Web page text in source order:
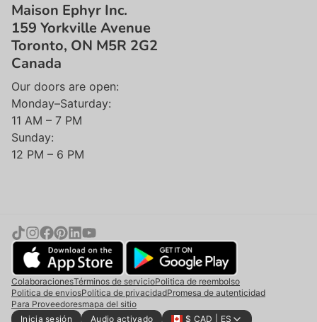
Maison Ephyr Inc.
159 Yorkville Avenue
Toronto, ON M5R 2G2
Canada
Our doors are open:
Monday–Saturday:
11 AM – 7 PM
Sunday:
12 PM – 6 PM
ColaboracionesTérminos de servicioPolitica de reembolso
Politica de enviosPolítica de privacidadPromesa de autenticidad
Para Proveedoresmapa del sitio
Inicia sesión
Audio activado $ CAD | ES